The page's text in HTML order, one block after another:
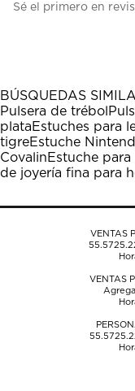
para
1
estrella
Esta
acción
abrirá
el
formulario
envío.
para
estrellas.
Esta
acción
abrirá
el
formulario
envío.
para
estrellas.
Esta
acción
abrirá
el
formulario
envío.
para
Esta
acción
abrirá
el
envío.
el
Sé el primero en
BÚSQUEDAS
Pulsera de trébol
plataEstuches para
tigreEstuche
CovalinEstuche
de joyería fina para
VENTAS
VENTAS